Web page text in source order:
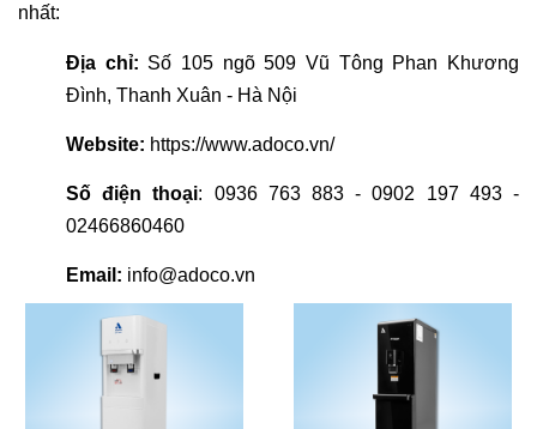
nhất:
Địa chỉ: Số 105 ngõ 509 Vũ Tông Phan Khương
Đình, Thanh Xuân - Hà Nội
Website: https://www.adoco.vn/
Số điện thoại: 0936 763 883 - 0902 197 493 -
02466860460
Email: info@adoco.vn